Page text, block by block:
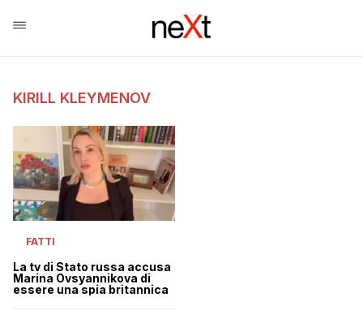
KIRILL KLEYMENOV
FATTI
La tv di Stato russa accusa
Marina Ovsyannikova di
essere una spia britannica